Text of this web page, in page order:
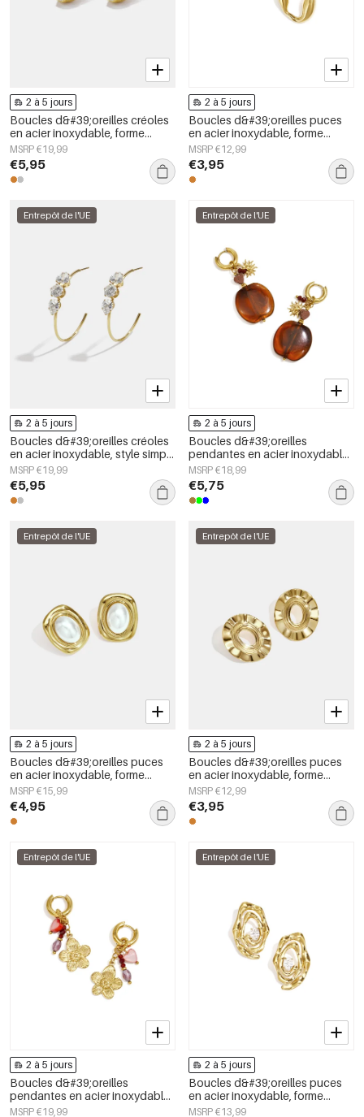
2 à 5 jours
Boucles d&#39;oreilles créoles
en acier inoxydable, forme
irrégulière, collection Simple
Daily Simple, bijoux pour
femmes
MSRP €19,99
€5,95
2 à 5 jours
Boucles d&#39;oreilles puces
en acier inoxydable, forme
irrégulière, collection Simple
Daily Simple, bijoux pour
femmes
MSRP €12,99
€3,95
Entrepôt de l'UE
2 à 5 jours
Boucles d&#39;oreilles créoles
en acier inoxydable, style simple
et quotidien, collection de
bijoux pour femmes
MSRP €19,99
€5,95
Entrepôt de l'UE
2 à 5 jours
Boucles d&#39;oreilles
pendantes en acier inoxydable,
motif floral, collection Daily
Simple, bijoux pour femmes
MSRP €18,99
€5,75
Entrepôt de l'UE
2 à 5 jours
Boucles d&#39;oreilles puces
en acier inoxydable, forme
géométrique, collection simple
pour le quotidien, bijoux pour
femmes
MSRP €15,99
€4,95
Entrepôt de l'UE
2 à 5 jours
Boucles d&#39;oreilles puces
en acier inoxydable, forme
irrégulière, collection Simple
Daily Simple, bijoux pour
femmes
MSRP €12,99
€3,95
Entrepôt de l'UE
2 à 5 jours
Boucles d&#39;oreilles
pendantes en acier inoxydable,
motif floral, collection Daily
MSRP €19,99
Entrepôt de l'UE
2 à 5 jours
Boucles d&#39;oreilles puces
en acier inoxydable, forme
irrégulière, collection Simple
MSRP €13,99